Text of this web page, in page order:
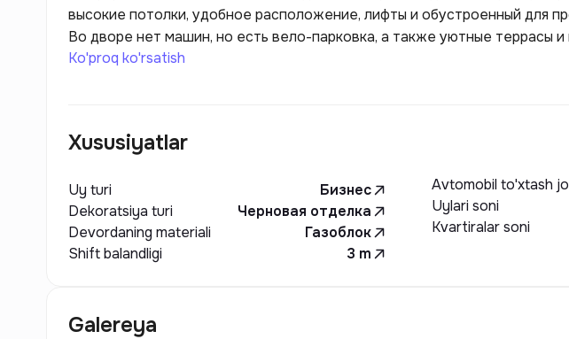
высокие потолки, удобное расположение, лифты и обустроенный для
Во дворе нет машин, но есть вело-парковка, а также уютные террасы
жильцов с электрокарами имеются зарядки 200 киловатт.
Ko'proq ko'rsatish
Xususiyatlar
Uy turi
Бизнес
Dekoratsiya turi
Черновая отделка
Devordaning materiali
Газоблок
Shift balandligi
3 m
Avtomobil to'xtash
Uylari soni
Kvartiralar soni
Galereya